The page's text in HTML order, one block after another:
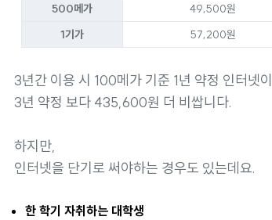
500메가
49,500원
1기가
57,200원
3년간 이용 시 100메가 기준 1년 약정 인터넷이
3년 약정 보다 435,600원 더 비쌉니다.
하지만,
인터넷을 단기로 써야하는 경우도 있는데요.
한 학기 자취하는 대학생